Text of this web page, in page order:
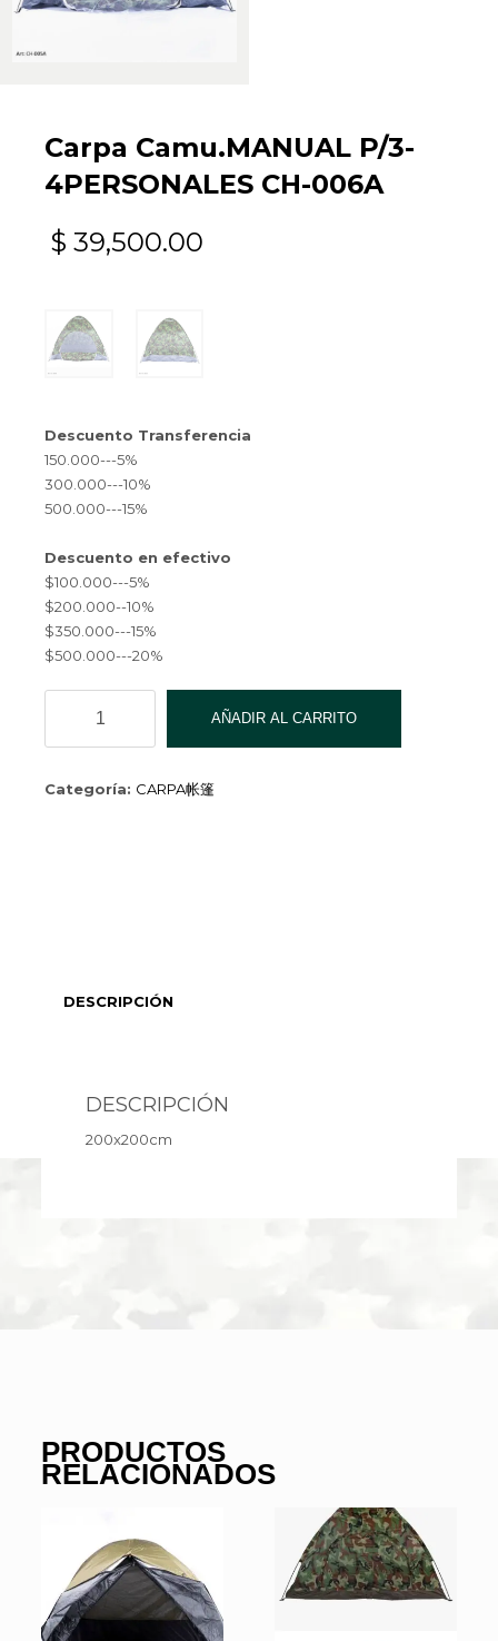
Carpa Camu.MANUAL P/3-
4PERSONALES CH-006A
$ 39,500.00
Descuento Transferencia
150.000---5%
300.000---10%
500.000---15%
Descuento en efectivo
$100.000---5%
$200.000--10%
$350.000---15%
$500.000---20%
Camu.MANUAL
P/3-
CH-
AÑADIR AL CARRITO
Categoría: CARPA帐篷
DESCRIPCIÓN
DESCRIPCIÓN
200x200cm
PRODUCTOS
RELACIONADOS